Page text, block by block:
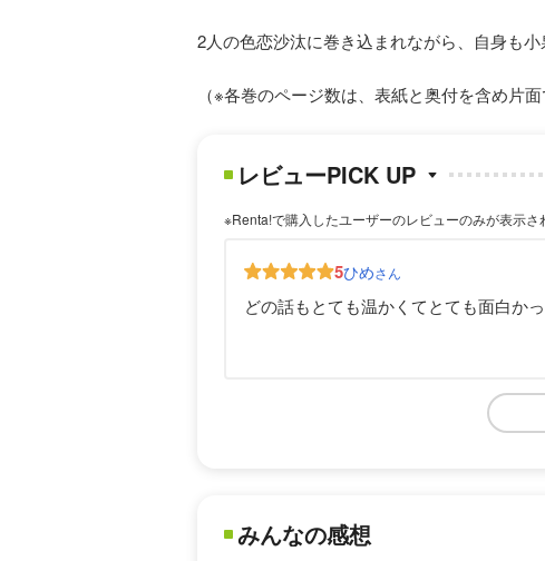
2人の色恋沙汰に巻き込まれながら、自身も
（※各巻のページ数は、表紙と奥付を含め片面
レビューPICK UP
※Renta!で購入したユーザーのレビューのみが表示さ
5ひめさん
どの話もとても温かくてとても面白かっ
みんなの感想